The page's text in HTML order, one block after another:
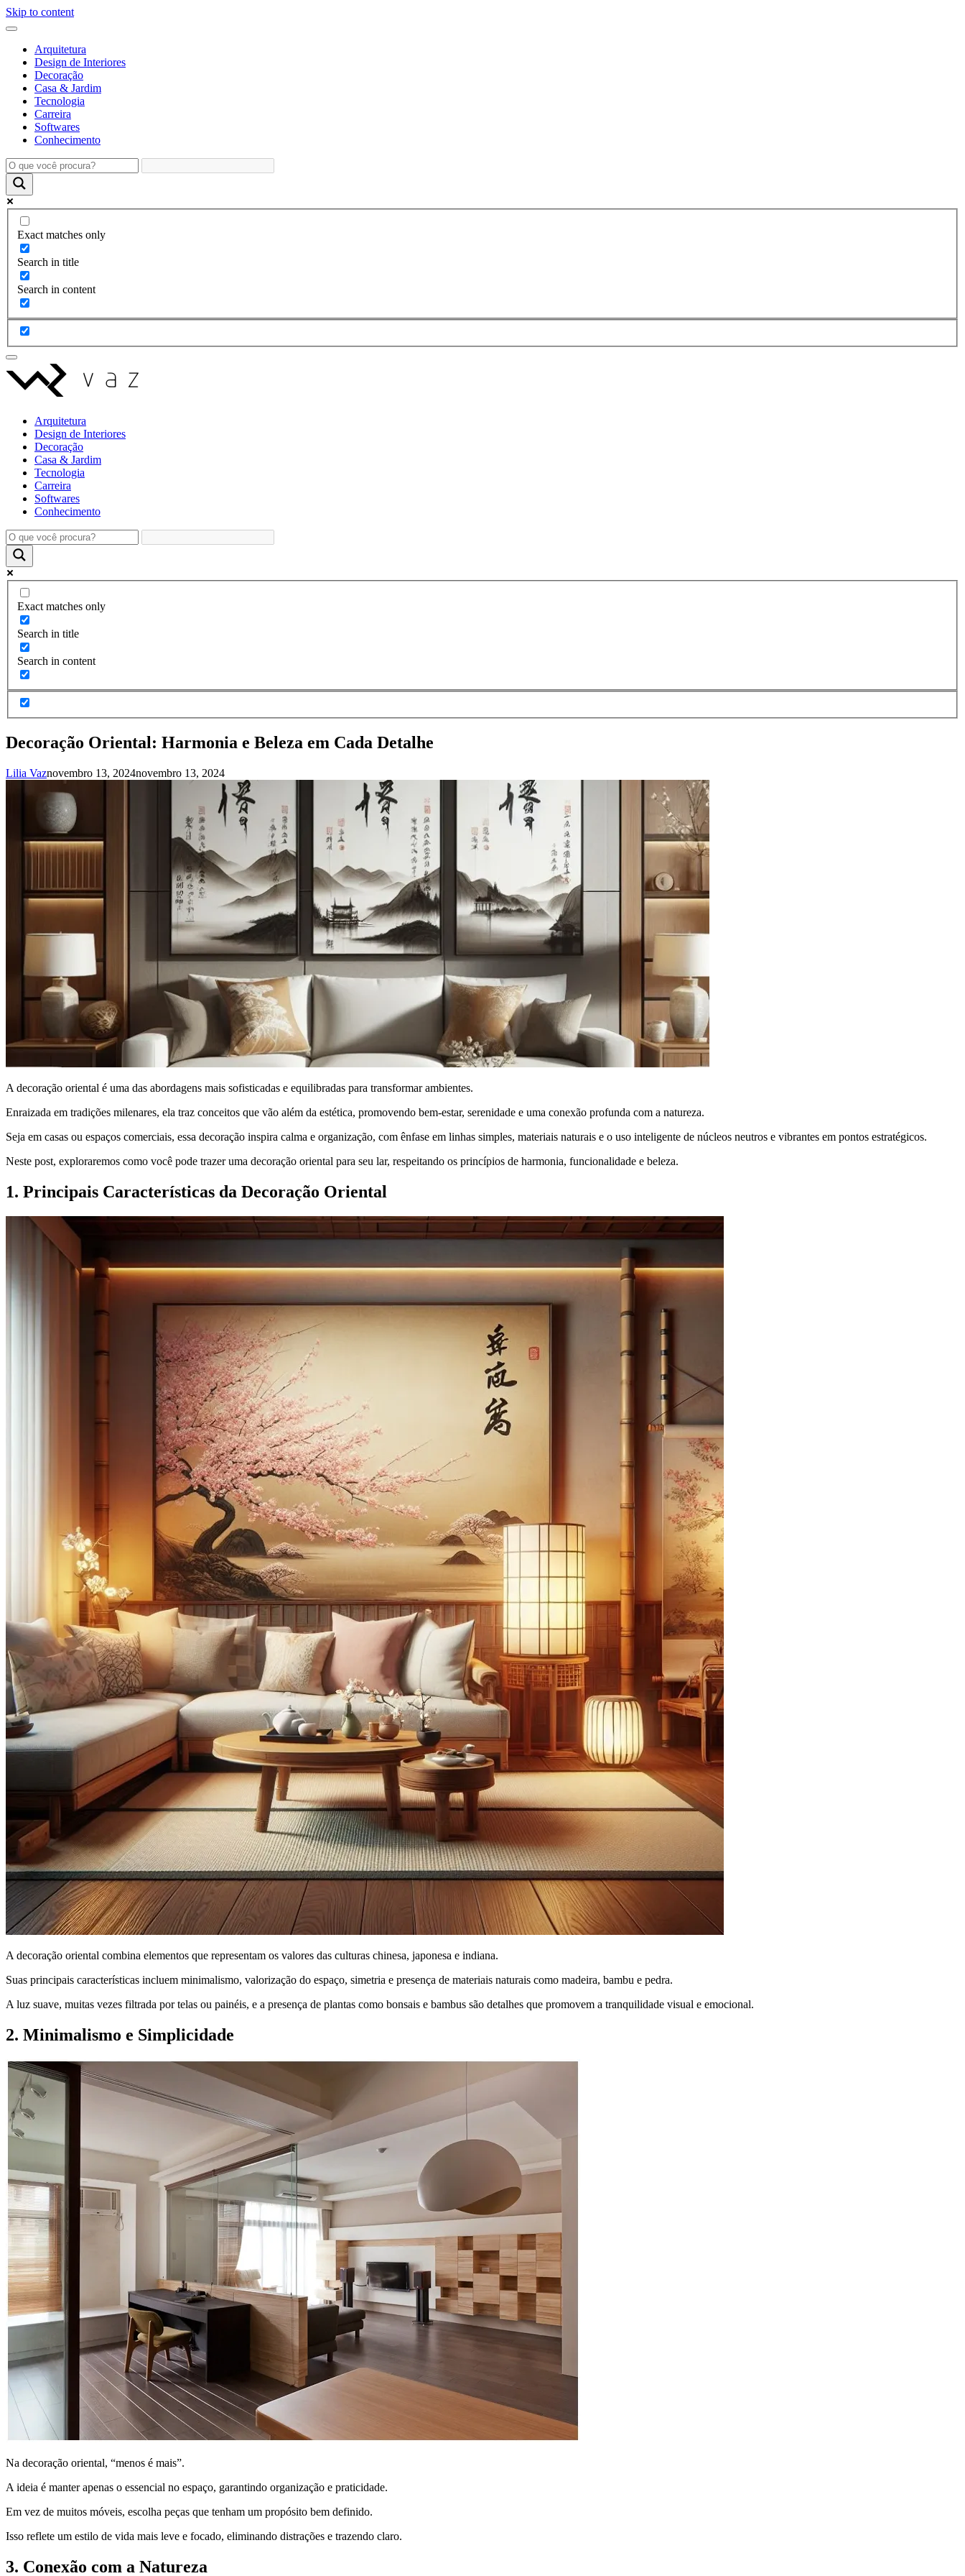
Skip to content
Arquitetura
Design de Interiores
Decoração
Casa & Jardim
Tecnologia
Carreira
Softwares
Conhecimento
Exact matches only
Search in title
Search in content
Arquitetura
Design de Interiores
Decoração
Casa & Jardim
Tecnologia
Carreira
Softwares
Conhecimento
Exact matches only
Search in title
Search in content
Decoração Oriental: Harmonia e Beleza em Cada Detalhe
Lilia Vaznovembro 13, 2024novembro 13, 2024
A decoração oriental é uma das abordagens mais sofisticadas e equilibradas para transformar ambientes.
Enraizada em tradições milenares, ela traz conceitos que vão além da estética, promovendo bem-estar, serenidade e uma conexão profunda com a natureza.
Seja em casas ou espaços comerciais, essa decoração inspira calma e organização, com ênfase em linhas simples, materiais naturais e o uso inteligente de núcleos neutros e vibrantes em pontos estratégicos.
Neste post, exploraremos como você pode trazer uma decoração oriental para seu lar, respeitando os princípios de harmonia, funcionalidade e beleza.
1. Principais Características da Decoração Oriental
A decoração oriental combina elementos que representam os valores das culturas chinesa, japonesa e indiana.
Suas principais características incluem minimalismo, valorização do espaço, simetria e presença de materiais naturais como madeira, bambu e pedra.
A luz suave, muitas vezes filtrada por telas ou painéis, e a presença de plantas como bonsais e bambus são detalhes que promovem a tranquilidade visual e emocional.
2. Minimalismo e Simplicidade
Na decoração oriental, “menos é mais”.
A ideia é manter apenas o essencial no espaço, garantindo organização e praticidade.
Em vez de muitos móveis, escolha peças que tenham um propósito bem definido.
Isso reflete um estilo de vida mais leve e focado, eliminando distrações e trazendo claro.
3. Conexão com a Natureza